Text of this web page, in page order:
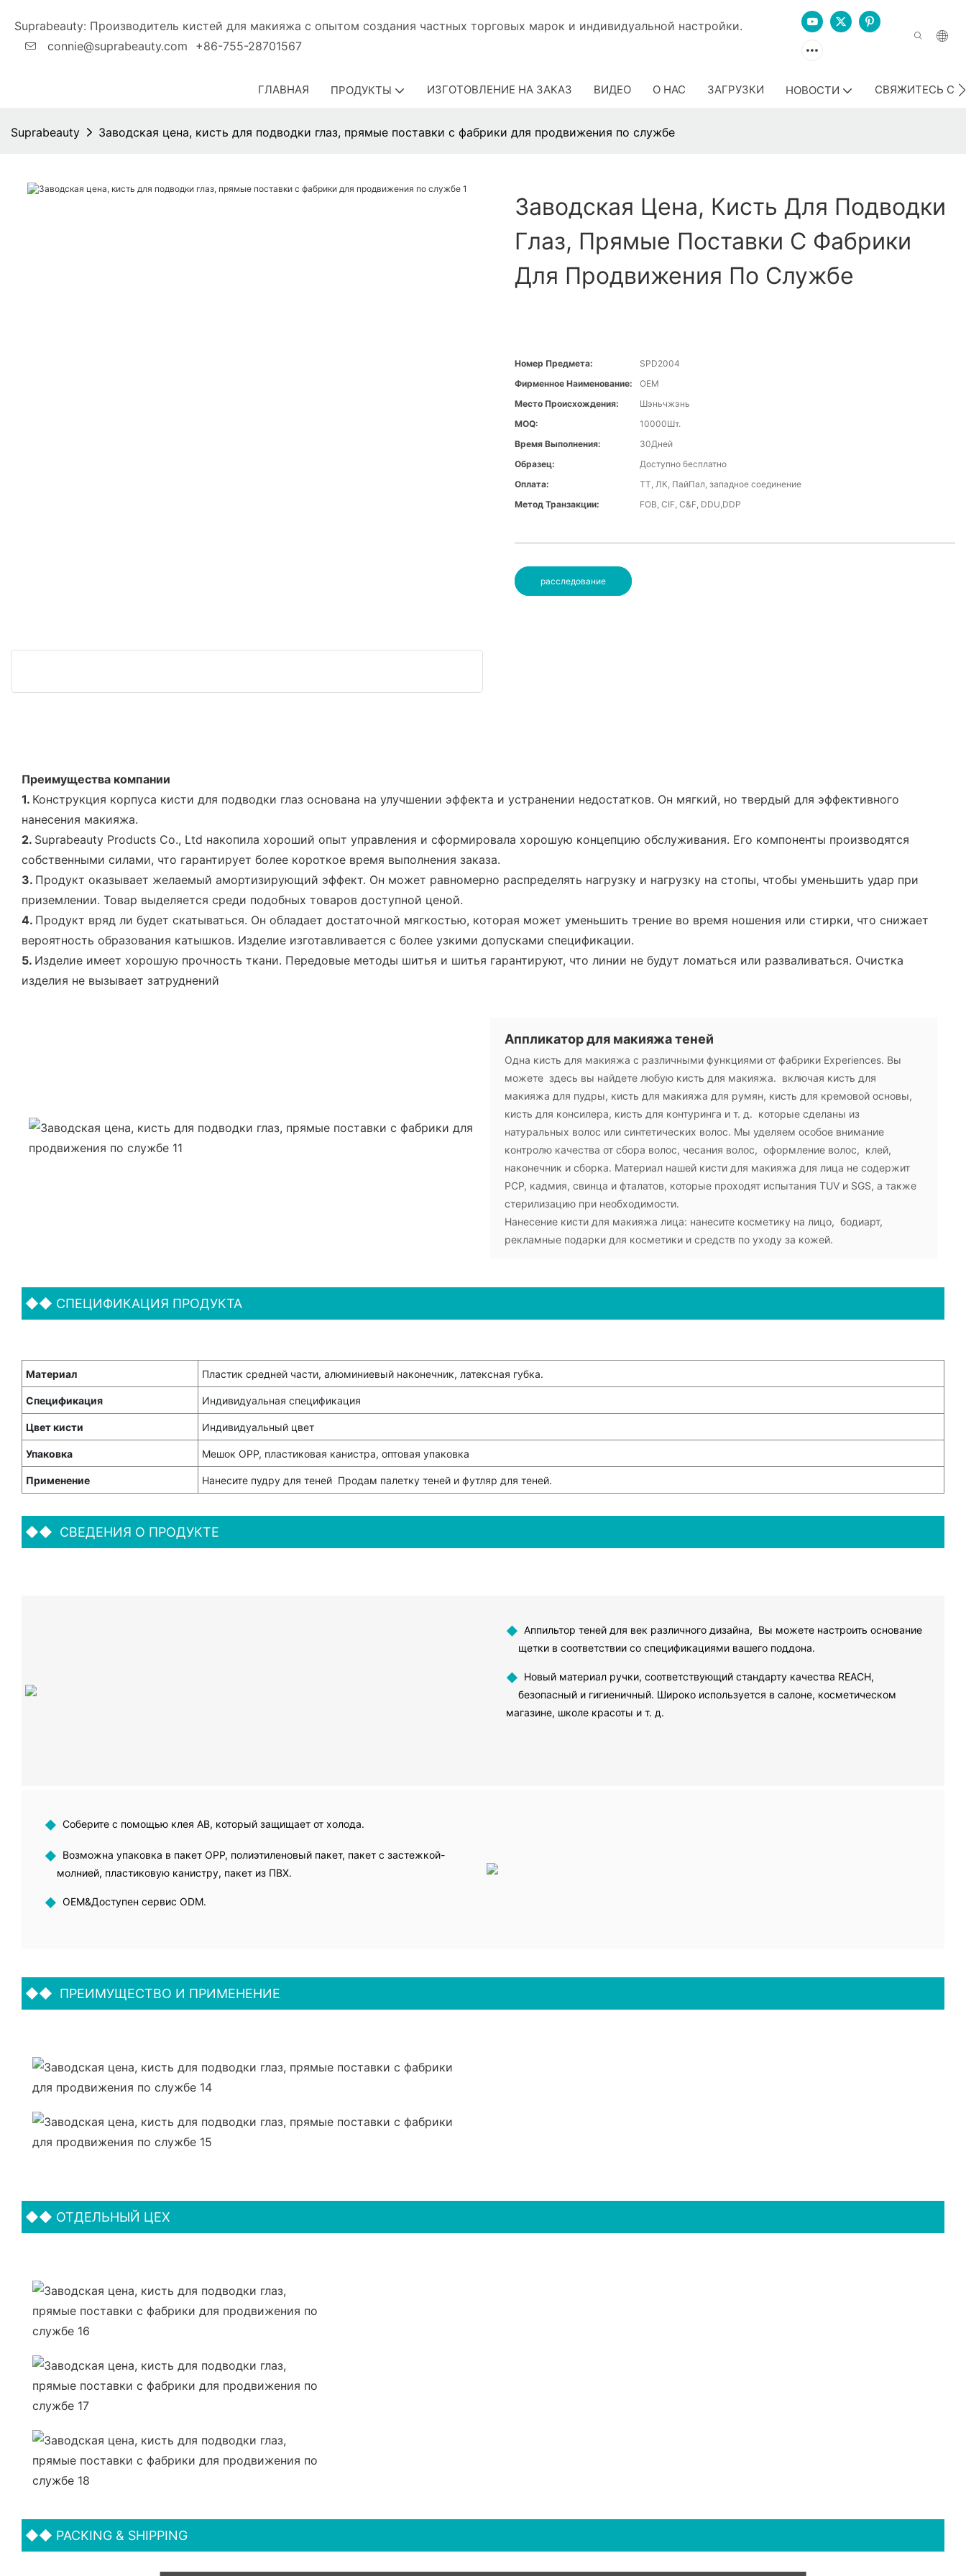
Suprabeauty: Производитель кистей для макияжа с опытом создания частных торговых марок и индивидуальной настройки.
connie@suprabeauty.com
+86-755-28701567
ГЛАВНАЯ ПРОДУКТЫ ИЗГОТОВЛЕНИЕ НА ЗАКАЗ ВИДЕО О НАС ЗАГРУЗКИ НОВОСТИ СВЯЖИТЕСЬ С
Suprabeauty Заводская цена, кисть для подводки глаз, прямые поставки с фабрики для продвижения по службе
Заводская Цена, Кисть Для Подводки
Глаз, Прямые Поставки С Фабрики
Для Продвижения По Службе
Номер Предмета:
SPD2004
Фирменное Наименование:
OEM
Место Происхождения:
Шэньчжэнь
MOQ:
10000Шт.
Время Выполнения:
30Дней
Образец:
Доступно бесплатно
Оплата:
ТТ, ЛК, ПайПал, западное соединение
Метод Транзакции:
FOB, CIF, C&F, DDU,DDP
расследование
Преимущества компании
1. Конструкция корпуса кисти для подводки глаз основана на улучшении эффекта и устранении недостатков. Он мягкий, но твердый для эффективного
нанесения макияжа.
2. Suprabeauty Products Co., Ltd накопила хороший опыт управления и сформировала хорошую концепцию обслуживания. Его компоненты производятся
собственными силами, что гарантирует более короткое время выполнения заказа.
3. Продукт оказывает желаемый амортизирующий эффект. Он может равномерно распределять нагрузку и нагрузку на стопы, чтобы уменьшить удар при
приземлении. Товар выделяется среди подобных товаров доступной ценой.
4. Продукт вряд ли будет скатываться. Он обладает достаточной мягкостью, которая может уменьшить трение во время ношения или стирки, что снижает
вероятность образования катышков. Изделие изготавливается с более узкими допусками спецификации.
5. Изделие имеет хорошую прочность ткани. Передовые методы шитья и шитья гарантируют, что линии не будут ломаться или разваливаться. Очистка
изделия не вызывает затруднений
Аппликатор для макияжа теней
Одна кисть для макияжа с различными функциями от фабрики Experiences. Вы
можете здесь вы найдете любую кисть для макияжа. включая кисть для
макияжа для пудры, кисть для макияжа для румян, кисть для кремовой основы,
кисть для консилера, кисть для контуринга и т. д. которые сделаны из
натуральных волос или синтетических волос. Мы уделяем особое внимание
контролю качества от сбора волос, чесания волос, оформление волос, клей,
наконечник и сборка. Материал нашей кисти для макияжа для лица не содержит
PCP, кадмия, свинца и фталатов, которые проходят испытания TUV и SGS, а также
стерилизацию при необходимости.
Нанесение кисти для макияжа лица: нанесите косметику на лицо, бодиарт,
рекламные подарки для косметики и средств по уходу за кожей.
◆◆ СПЕЦИФИКАЦИЯ ПРОДУКТА
Материал Пластик средней части, алюминиевый наконечник, латексная губка.
Спецификация Индивидуальная спецификация
Цвет кисти Индивидуальный цвет
Упаковка Мешок OPP, пластиковая канистра, оптовая упаковка
Применение Нанесите пудру для теней Продам палетку теней и футляр для теней.
◆◆ СВЕДЕНИЯ О ПРОДУКТЕ
◆ Аппильтор теней для век различного дизайна, Вы можете настроить основание
щетки в соответствии со спецификациями вашего поддона.
◆ Новый материал ручки, соответствующий стандарту качества REACH,
безопасный и гигиеничный. Широко используется в салоне, косметическом
магазине, школе красоты и т. д.
◆ Соберите с помощью клея AB, который защищает от холода.
◆ Возможна упаковка в пакет OPP, полиэтиленовый пакет, пакет с застежкой-
молнией, пластиковую канистру, пакет из ПВХ.
◆ OEM&Доступен сервис ODM.
◆◆ ПРЕИМУЩЕСТВО И ПРИМЕНЕНИЕ
◆◆ ОТДЕЛЬНЫЙ ЦЕХ
◆◆ PACKING & SHIPPING